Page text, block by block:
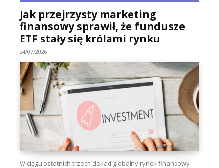
Jak przejrzysty marketing
finansowy sprawił, że fundusze
ETF stały się królami rynku
24/07/2026
W ciągu ostatnich trzech dekad globalny rynek finansowy